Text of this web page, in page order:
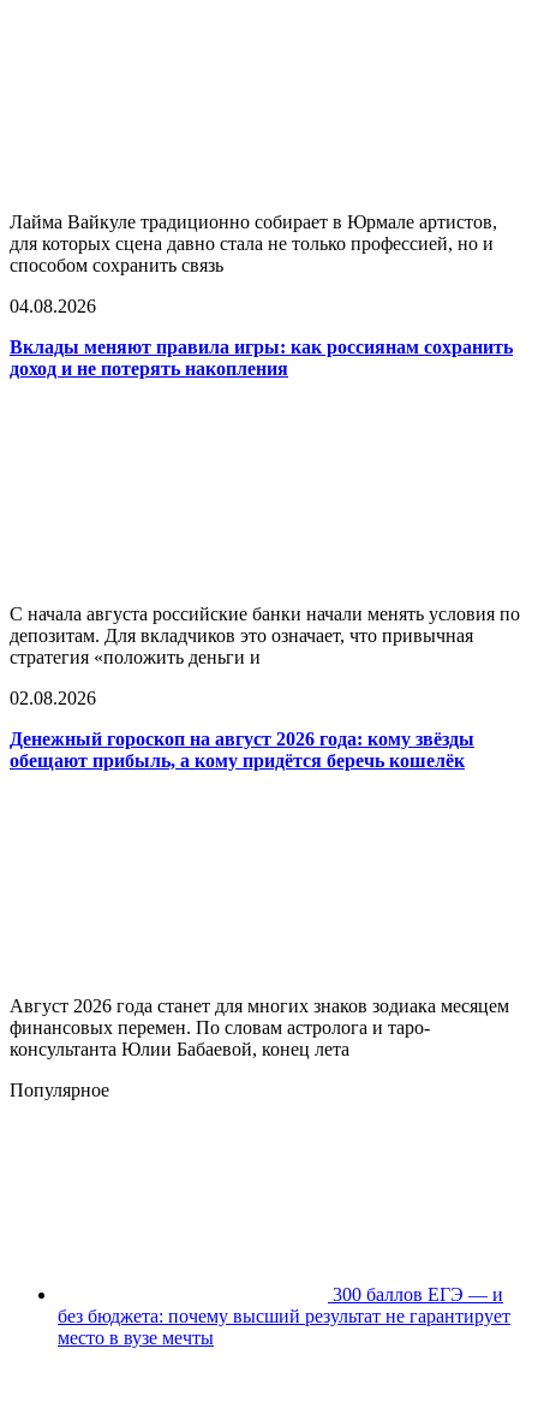
Лайма Вайкуле традиционно собирает в Юрмале артистов,
для которых сцена давно стала не только профессией, но и
способом сохранить связь
04.08.2026
Вклады меняют правила игры: как россиянам сохранить
доход и не потерять накопления
С начала августа российские банки начали менять условия по
депозитам. Для вкладчиков это означает, что привычная
стратегия «положить деньги и
02.08.2026
Денежный гороскоп на август 2026 года: кому звёзды
обещают прибыль, а кому придётся беречь кошелёк
Август 2026 года станет для многих знаков зодиака месяцем
финансовых перемен. По словам астролога и таро-
консультанта Юлии Бабаевой, конец лета
Популярное
300 баллов ЕГЭ — и
без бюджета: почему высший результат не гарантирует
место в вузе мечты